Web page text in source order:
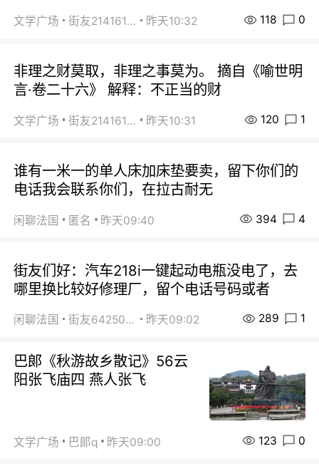
文学广场 街友21416156 昨天10:32 118 0
非理之财莫取，非理之事莫为。 摘自《喻世明
言·卷二十六》 解释：不正当的财
文学广场 街友21416156 昨天10:31 120 1
谁有一米一的单人床加床垫要卖，留下你们的
电话我会联系你们，在拉古耐无
闲聊法国 匿名 昨天09:40 394 4
街友们好：汽车218i一键起动电瓶没电了，去
哪里换比较好修理厂，留个电话号码或者
闲聊法国 街友64250024 昨天09:02 289 1
巴郞《秋游故乡散记》56云
阳张飞庙四 燕人张飞
文学广场 巴郞q 昨天09:00 123 0